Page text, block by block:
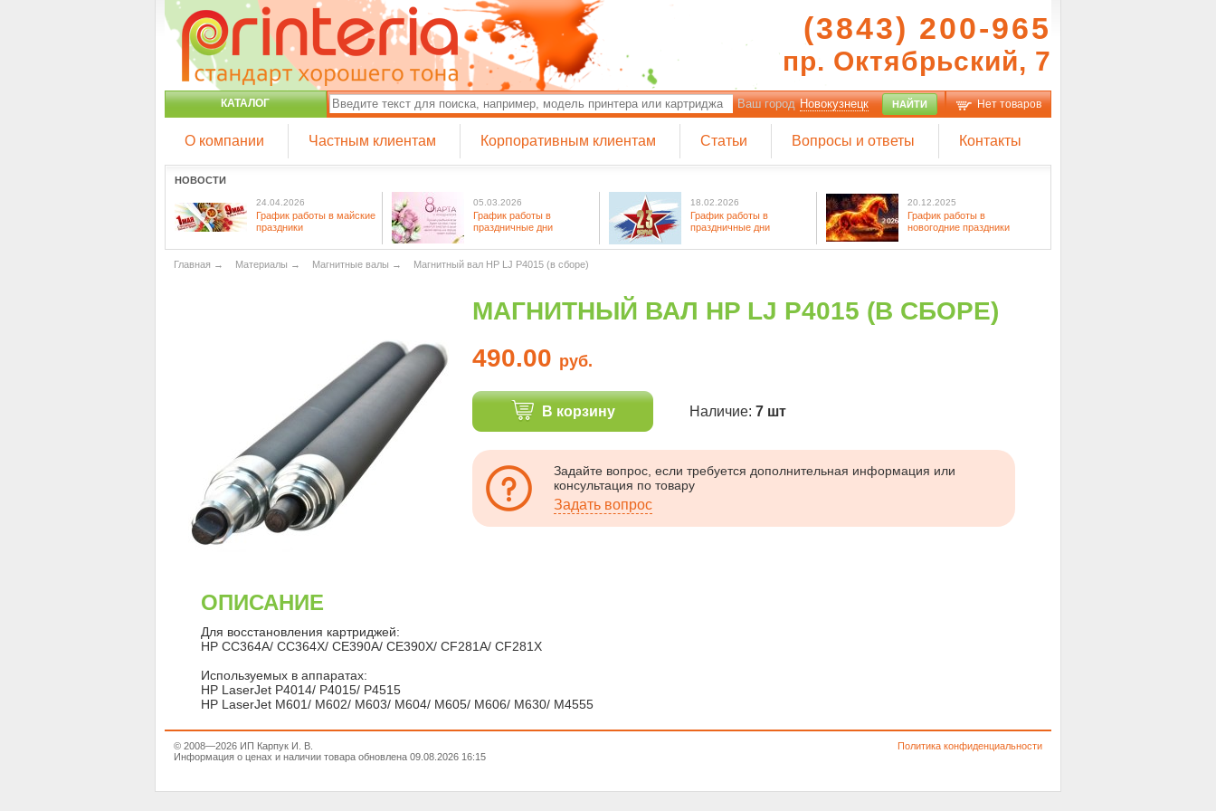
(3843) 200-965
пр. Октябрьский, 7
КАТАЛОГ Ваш город Новокузнецк НАЙТИ Нет товаров
О компании Частным клиентам Корпоративным клиентам Статьи Вопросы и ответы Контакты
НОВОСТИ
24.04.2026
График работы в майские
праздники
05.03.2026
График работы в
праздничные дни
18.02.2026
График работы в
праздничные дни
20.12.2025
График работы в
новогодние праздники
Главная → Материалы → Магнитные валы → Магнитный вал HP LJ P4015 (в сборе)
МАГНИТНЫЙ ВАЛ HP LJ P4015 (В СБОРЕ)
490.00 руб.
В корзину Наличие: 7 шт
Задайте вопрос, если требуется дополнительная информация или
консультация по товару
Задать вопрос
ОПИСАНИЕ
Для восстановления картриджей:
HP CC364A/ CC364X/ CE390A/ CE390X/ CF281A/ CF281X
Используемых в аппаратах:
HP LaserJet P4014/ P4015/ P4515
HP LaserJet M601/ M602/ M603/ M604/ M605/ M606/ M630/ M4555
© 2008—2026 ИП Карпук И. В.
Информация о ценах и наличии товара обновлена 09.08.2026 16:15
Политика конфиденциальности